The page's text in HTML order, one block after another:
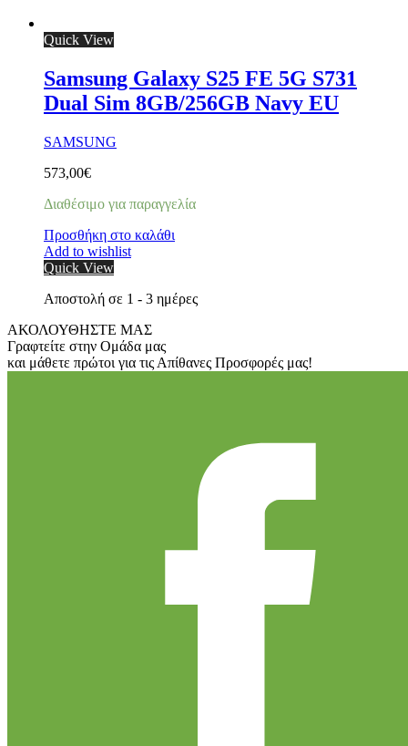
Quick View
Samsung Galaxy S25 FE 5G S731
Dual Sim 8GB/256GB Navy EU
SAMSUNG
573,00€
Διαθέσιμο για παραγγελία
Προσθήκη στο καλάθι
Add to wishlist
Quick View
Αποστολή σε 1 - 3 ημέρες
ΑΚΟΛΟΥΘΗΣΤΕ ΜΑΣ
Γραφτείτε στην Ομάδα μας
και μάθετε πρώτοι για τις Απίθανες Προσφορές μας!